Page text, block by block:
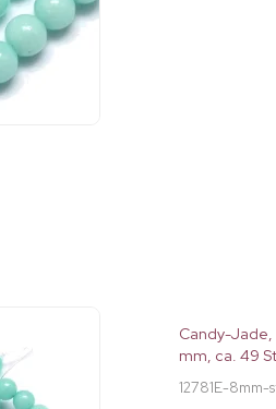
Candy-Jade,
mm, ca. 49
12781E-8mm-